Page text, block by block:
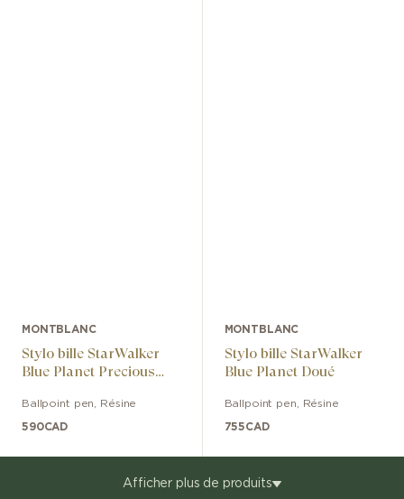
MONTBLANC
Stylo bille StarWalker
Blue Planet Precious
Ballpoint pen Résine
590CAD
MONTBLANC
Stylo bille StarWalker
Blue Planet Doué
Ballpoint pen Résine
755CAD
Afficher plus de produits